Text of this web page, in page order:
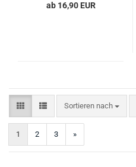
ab 16,90 EUR
Sortieren nach
Sortieren nach
1 2 3 »